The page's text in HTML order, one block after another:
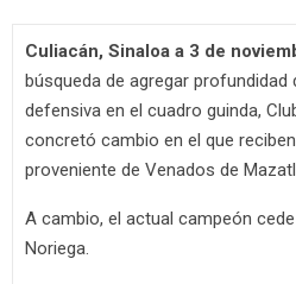
Culiacán, Sinaloa a 3 de
búsqueda de agregar
defensiva en el cuadro guinda,
concretó cambio en el que
proveniente de Venados de
A cambio, el actual campeón
Noriega.